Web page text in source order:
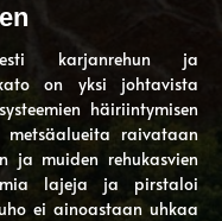
karjanrehun ja
on yksi johtavista
häiriintymisen
metsäalueita raivataan
ja muiden rehukasvien
lajeja ja pirstaloi
ei ainoastaan ​​uhkaa